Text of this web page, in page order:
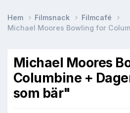
Hem Filmsnack
Filmcafé
Michael Moores
Columbine +
som bär"